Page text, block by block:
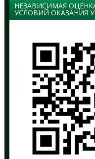
НЕЗАВИСИМАЯ
УСЛОВИЙ ОКАЗАНИЯ